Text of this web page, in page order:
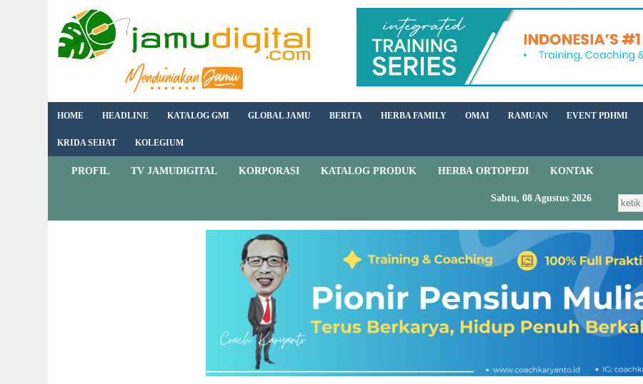
HOME HEADLINE KATALOG GMI GLOBAL JAMU BERITA HERBA FAMILY OMAI RAMUAN EVENT PDHMI
KRIDA SEHAT KOLEGIUM
PROFIL TV JAMUDIGITAL KORPORASI KATALOG PRODUK HERBA ORTOPEDI KONTAK
Sabtu, 08 Agustus 2026